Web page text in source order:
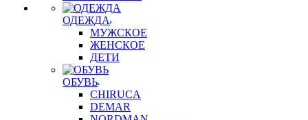
ОДЕЖДА
МУЖСКОЕ
ЖЕНСКОЕ
ДЕТИ
ОБУВЬ
CHIRUCA
DEMAR